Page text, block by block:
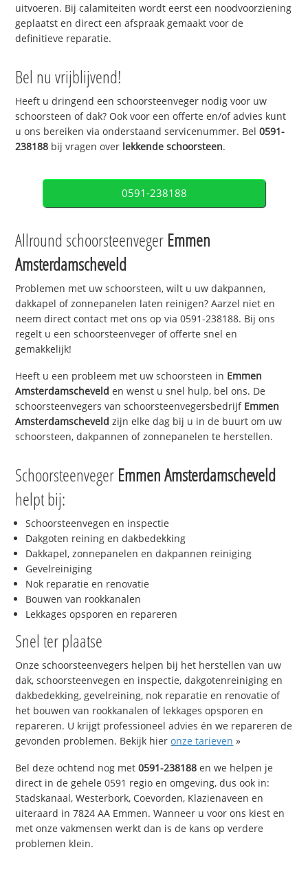
uitvoeren. Bij calamiteiten wordt eerst een noodvoorziening
geplaatst en direct een afspraak gemaakt voor de
definitieve reparatie.
Bel nu vrijblijvend!
Heeft u dringend een schoorsteenveger nodig voor uw
schoorsteen of dak? Ook voor een offerte en/of advies kunt
u ons bereiken via onderstaand servicenummer. Bel0591-
238188 bij vragen over lekkende schoorsteen.
0591-238188
Allround schoorsteenveger Emmen
Amsterdamscheveld
Problemen met uw schoorsteen, wilt u uw dakpannen,
dakkapel of zonnepanelen laten reinigen? Aarzel niet en
neem direct contact met ons op via 0591-238188. Bij ons
regelt u een schoorsteenveger of offerte snel en
gemakkelijk!
Heeft u een probleem met uw schoorsteen in Emmen
Amsterdamscheveld en wenst u snel hulp, bel ons. De
schoorsteenvegers van schoorsteenvegersbedrijf Emmen
Amsterdamscheveld zijn elke dag bij u in de buurt om uw
schoorsteen, dakpannen of zonnepanelen te herstellen.
Schoorsteenveger Emmen Amsterdamscheveld
helpt bij:
Schoorsteenvegen en inspectie
Dakgoten reining en dakbedekking
Dakkapel, zonnepanelen en dakpannen reiniging
Gevelreiniging
Nok reparatie en renovatie
Bouwen van rookkanalen
Lekkages opsporen en repareren
Snel ter plaatse
Onze schoorsteenvegers helpen bij het herstellen van uw
dak, schoorsteenvegen en inspectie, dakgotenreiniging en
dakbedekking, gevelreining, nok reparatie en renovatie of
het bouwen van rookkanalen of lekkages opsporen en
repareren. U krijgt professioneel advies én we repareren de
gevonden problemen. Bekijk hieronze tarieven »
Bel deze ochtend nog met0591-238188 en we helpen je
direct in de gehele 0591 regio en omgeving, dus ook in:
Stadskanaal, Westerbork, Coevorden, Klazienaveen en
uiteraard in 7824 AA Emmen. Wanneer u voor ons kiest en
met onze vakmensen werkt dan is de kans op verdere
problemen klein.